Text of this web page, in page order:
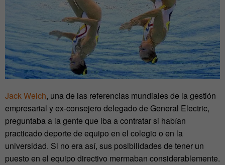
Jack Welch, una de las referencias mundiales de la gestión
empresarial y ex-consejero delegado de General Electric,
preguntaba a la gente que iba a contratar si habían
practicado deporte de equipo en el colegio o en la
universidad. Si no era así, sus posibilidades de tener un
puesto en el equipo directivo mermaban considerablemente.